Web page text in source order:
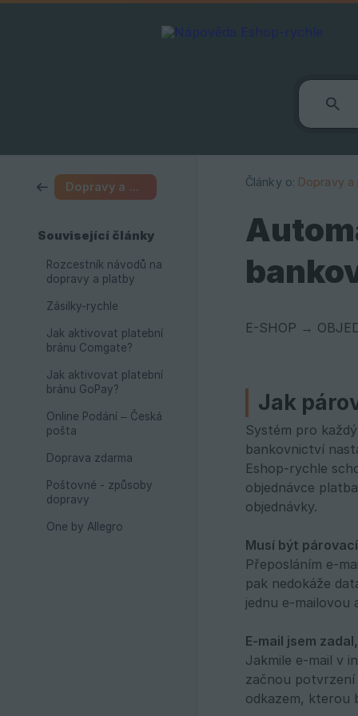
Dopravy a platby
Související články
Rozcestník návodů na
dopravy a platby
Zásilky-rychle
Jak aktivovat platební
bránu Comgate?
Jak aktivovat platební
bránu GoPay?
Online Podání – Česká
pošta
Doprava zdarma
Poštovné - způsoby
dopravy
One by Allegro
Články o: Dopravy a
E-SHOP →
Jak
Systém pro
bankovnictví
Eshop-rychle
objednávce
objednávky.
Musí být
Přeposláním e-
pak nedokáže
jednu e-mailovou
E-mail jsem
Jakmile e-mail v
začnou potvrzení
odkazem, kterou